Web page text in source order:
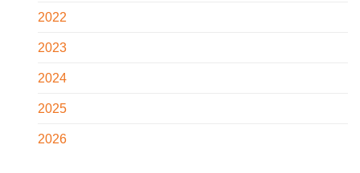
2022
2023
2024
2025
2026